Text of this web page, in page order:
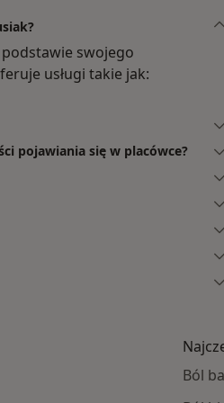
swojego
usługi takie jak:
pojawiania się w placówce?
Ból